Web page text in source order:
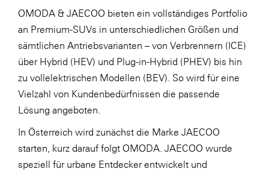
OMODA & JAECOO bieten ein vollständiges Portfolio
an Premium-SUVs in unterschiedlichen Größen und
sämtlichen Antriebsvarianten – von Verbrennern (ICE)
über Hybrid (HEV) und Plug-in-Hybrid (PHEV) bis hin
zu vollelektrischen Modellen (BEV). So wird für eine
Vielzahl von Kundenbedürfnissen die passende
Lösung angeboten.
In Österreich wird zunächst die Marke JAECOO
starten, kurz darauf folgt OMODA. JAECOO wurde
speziell für urbane Entdecker entwickelt und